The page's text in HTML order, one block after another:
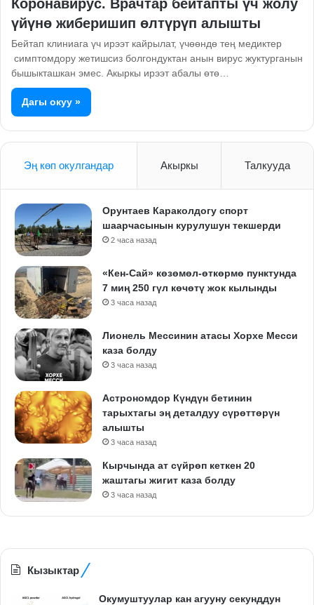
Коронавирус. Врачтар бейтапты үч жолу
үйүнө жиберишип өлтүрүп алышты
Бейтап клиниага үч ирээт кайрылат, үчөөндө тең медиктер
симптомдору жетишсиз болгондуктан анын вирус жуктурганын
бышыкташкан эмес. Акыркы ирээт абалы өтө…
Дагы окуу »
Эң көп окулгандар Акыркы Талкууда
Орунтаев Караколдогу спорт
шаарчасынын курулушун текшерди
2 часа назад
«Кен-Сай» көзөмөл-өткөрмө пунктунда
7 миң 250 гүл көчөтү жок кылынды
3 часа назад
Лионель Мессинин атасы Хорхе Месси
каза болду
3 часа назад
Астрономдор Күндүн бетинин
тарыхтагы эң деталдуу сүрөттөрүн
алышты
3 часа назад
Кырчында ат сүйрөп кеткен 20
жаштагы жигит каза болду
3 часа назад
Кызыктар
Окумуштуулар кан агууну секунддун